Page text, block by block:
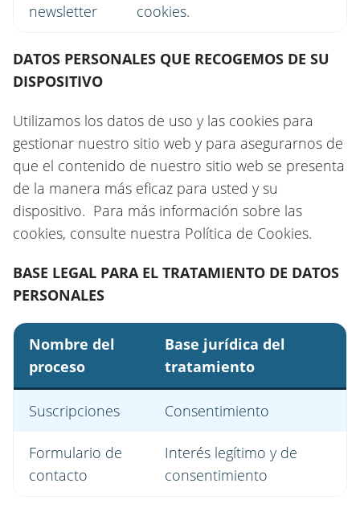
newsletter
cookies.
DATOS PERSONALES QUE RECOGEMOS DE SU
DISPOSITIVO
Utilizamos los datos de uso y las cookies para
gestionar nuestro sitio web y para asegurarnos de
que el contenido de nuestro sitio web se presenta
de la manera más eficaz para usted y su
dispositivo. Para más información sobre las
cookies, consulte nuestra Política de Cookies.
BASE LEGAL PARA EL TRATAMIENTO DE DATOS
PERSONALES
Nombre del
proceso
Base jurídica del
tratamiento
Suscripciones Consentimiento
Formulario de
contacto
Interés legítimo y de
consentimiento